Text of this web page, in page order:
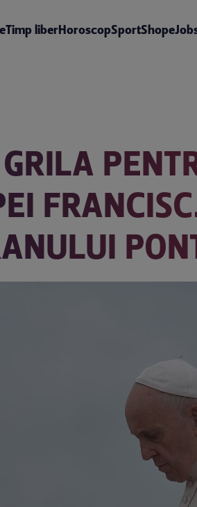
Timp liberHoroscopSportShop